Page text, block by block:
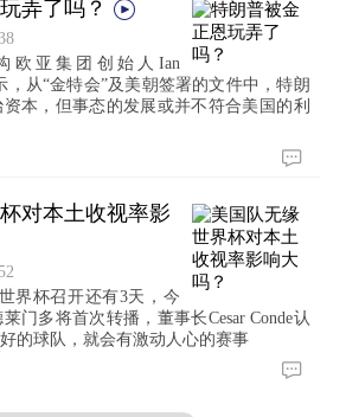
弄了吗？
欧亚集团创始人Ian
，从“金特会”及美朝签署的文件中，特朗
本，但事态的发展或并不符合美国的利
对本土收视率影
界杯召开还有3天，今
门多将首次转播，董事长Cesar Conde认
的球队，就会有激动人心的赛事